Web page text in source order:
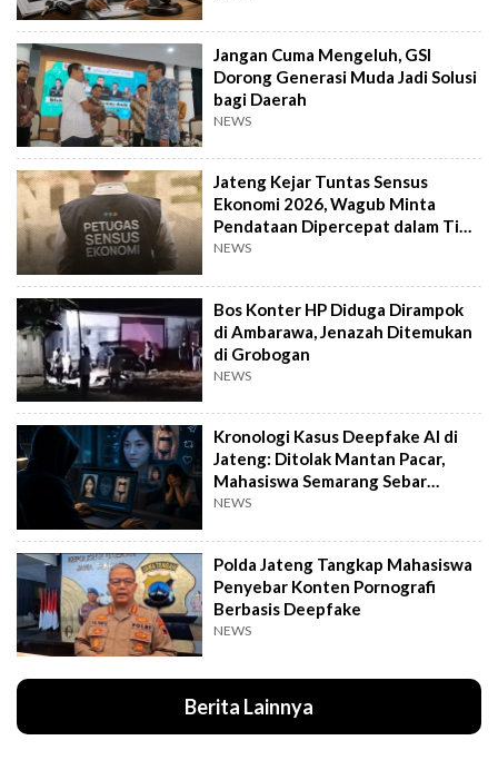
Jangan Cuma Mengeluh, GSI
Dorong Generasi Muda Jadi Solusi
bagi Daerah
NEWS
Jateng Kejar Tuntas Sensus
Ekonomi 2026, Wagub Minta
Pendataan Dipercepat dalam Tiga
Pekan
NEWS
Bos Konter HP Diduga Dirampok
di Ambarawa, Jenazah Ditemukan
di Grobogan
NEWS
Kronologi Kasus Deepfake AI di
Jateng: Ditolak Mantan Pacar,
Mahasiswa Semarang Sebar
Konten Porno
NEWS
Polda Jateng Tangkap Mahasiswa
Penyebar Konten Pornografi
Berbasis Deepfake
NEWS
Berita Lainnya